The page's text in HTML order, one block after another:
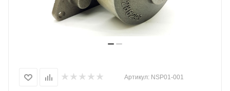
Артикул: NSP01-001